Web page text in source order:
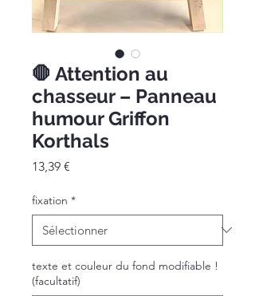
🛑 Attention au
chasseur – Panneau
humour Griffon
Korthals
13,39 €
fixation *
texte et couleur du fond modifiable !
(facultatif)